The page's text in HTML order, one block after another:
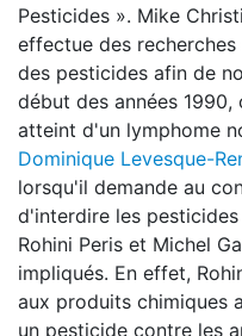
Pesticides ». Mike
effectue des
des pesticides afin de
début des années 1990,
atteint d'un lymphome
Dominique Levesque-
lorsqu'il demande au
d'interdire les
Rohini Peris et Michel
impliqués. En effet,
aux produits chimiques
un pesticide contre les